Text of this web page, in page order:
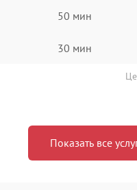
50 мин
30 мин
Показать все